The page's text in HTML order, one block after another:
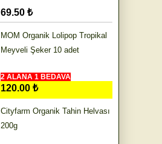
69.50 ₺
MOM Organik Lolipop Tropikal
Meyveli Şeker 10 adet
2 ALANA 1 BEDAVA
120.00 ₺
Cityfarm Organik Tahin Helvası
200g